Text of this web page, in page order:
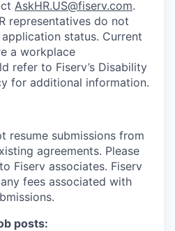
AskHR.US@fiserv.com.
representatives do not
status. Current
a workplace
refer to Fiserv’s Disability
for additional information.
resume submissions from
agreements. Please
Fiserv associates. Fiserv
fees associated with
posts: